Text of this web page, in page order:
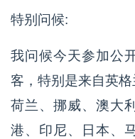
特别问候:
我问候今天参加公
客，特别是来自英格
荷兰、挪威、澳大
港、印尼、日本、